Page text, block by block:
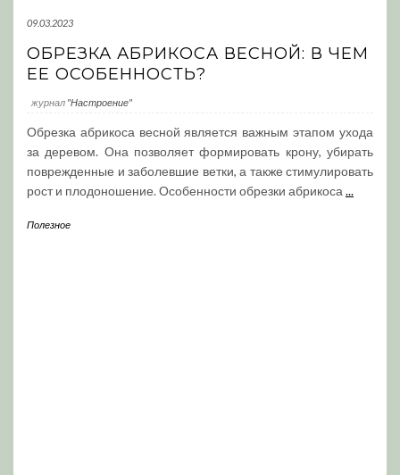
09.03.2023
ОБРЕЗКА АБРИКОСА ВЕСНОЙ: В ЧЕМ
ЕЕ ОСОБЕННОСТЬ?
журнал "Настроение"
Обрезка абрикоса весной является важным этапом ухода
за деревом. Она позволяет формировать крону, убирать
поврежденные и заболевшие ветки, а также стимулировать
рост и плодоношение. Особенности обрезки абрикоса ...
Полезное